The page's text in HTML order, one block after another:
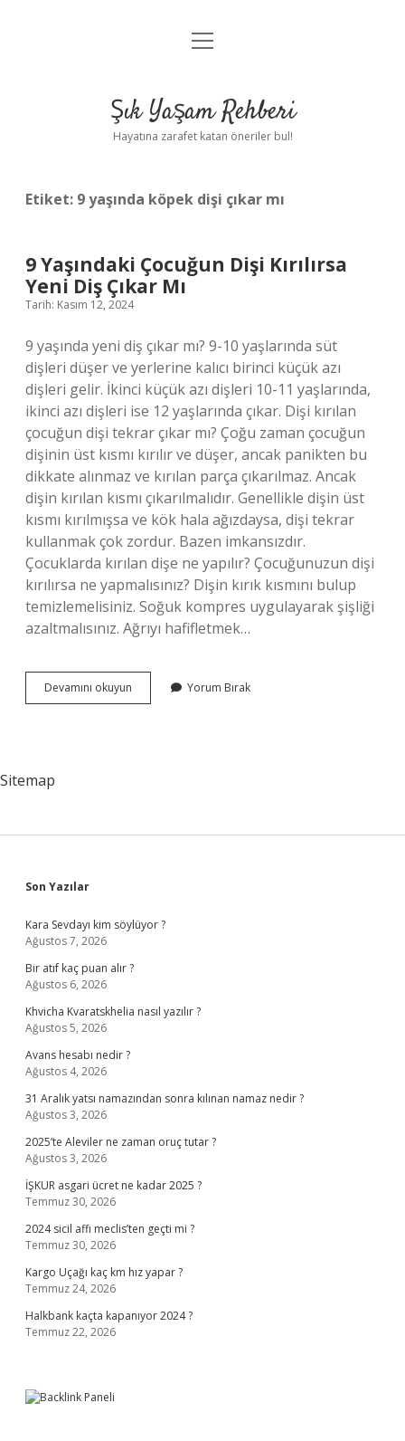
Anasayfa
Yasal Uyarı
menüyü
Şık Yaşam Rehberi
Hayatına zarafet katan öneriler bul!
Etiket: 9 yaşında köpek dişi çıkar mı
9 Yaşındaki Çocuğun Dişi Kırılırsa
Yeni Diş Çıkar Mı
Tarih: Kasım 12, 2024
9 yaşında yeni diş çıkar mı? 9-10 yaşlarında süt
dişleri düşer ve yerlerine kalıcı birinci küçük azı
dişleri gelir. İkinci küçük azı dişleri 10-11 yaşlarında,
ikinci azı dişleri ise 12 yaşlarında çıkar. Dişi kırılan
çocuğun dişi tekrar çıkar mı? Çoğu zaman çocuğun
dişinin üst kısmı kırılır ve düşer, ancak panikten bu
dikkate alınmaz ve kırılan parça çıkarılmaz. Ancak
dişin kırılan kısmı çıkarılmalıdır. Genellikle dişin üst
kısmı kırılmışsa ve kök hala ağızdaysa, dişi tekrar
kullanmak çok zordur. Bazen imkansızdır.
Çocuklarda kırılan dişe ne yapılır? Çocuğunuzun dişi
kırılırsa ne yapmalısınız? Dişin kırık kısmını bulup
temizlemelisiniz. Soğuk kompres uygulayarak şişliği
azaltmalısınız. Ağrıyı hafifletmek…
Devamını okuyun
Yaşındaki
Yorum Bırak
Sitemap
Sidebar
Son Yazılar
Kara Sevdayı kim söylüyor ?
Ağustos 7, 2026
Bir atıf kaç puan alır ?
Ağustos 6, 2026
Khvicha Kvaratskhelia nasıl yazılır ?
Ağustos 5, 2026
Avans hesabı nedir ?
Ağustos 4, 2026
31 Aralık yatsı namazından sonra kılınan namaz nedir ?
Ağustos 3, 2026
2025’te Aleviler ne zaman oruç tutar ?
Ağustos 3, 2026
İŞKUR asgari ücret ne kadar 2025 ?
Temmuz 30, 2026
2024 sicil affı meclis’ten geçti mi ?
Temmuz 30, 2026
Kargo Uçağı kaç km hız yapar ?
Temmuz 24, 2026
Halkbank kaçta kapanıyor 2024 ?
Temmuz 22, 2026